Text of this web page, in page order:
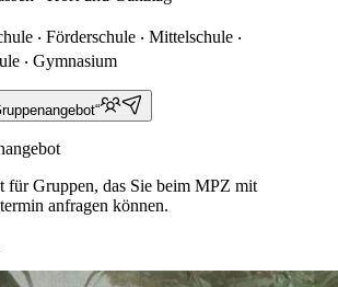
‧ Förderschule ‧ Mittelschule ‧
‧ Gymnasium
für Gruppen, das Sie beim MPZ mit
anfragen können.